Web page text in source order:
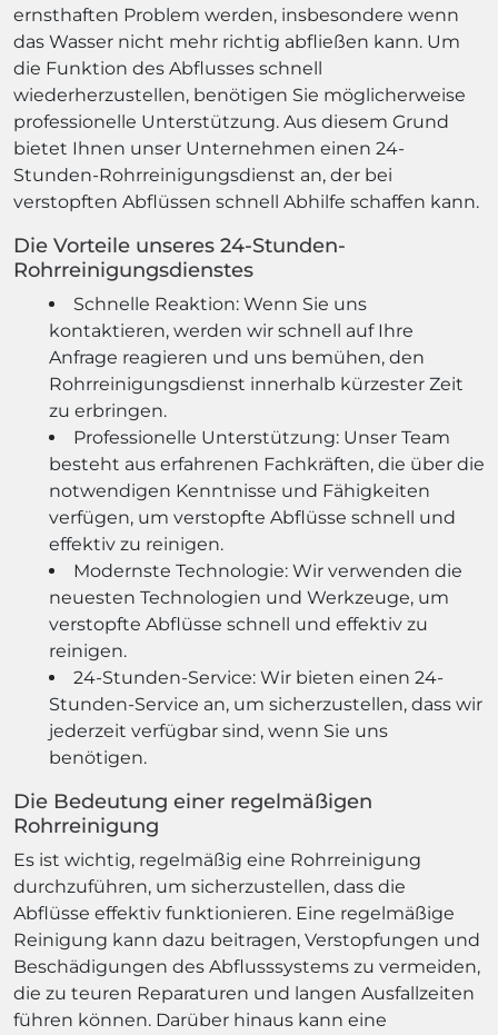
ernsthaften Problem werden, insbesondere wenn
das Wasser nicht mehr richtig abfließen kann. Um
die Funktion des Abflusses schnell
wiederherzustellen, benötigen Sie möglicherweise
professionelle Unterstützung. Aus diesem Grund
bietet Ihnen unser Unternehmen einen 24-
Stunden-Rohrreinigungsdienst an, der bei
verstopften Abflüssen schnell Abhilfe schaffen kann.
Die Vorteile unseres 24-Stunden-
Rohrreinigungsdienstes
Schnelle Reaktion: Wenn Sie uns
kontaktieren, werden wir schnell auf Ihre
Anfrage reagieren und uns bemühen, den
Rohrreinigungsdienst innerhalb kürzester Zeit
zu erbringen.
Professionelle Unterstützung: Unser Team
besteht aus erfahrenen Fachkräften, die über die
notwendigen Kenntnisse und Fähigkeiten
verfügen, um verstopfte Abflüsse schnell und
effektiv zu reinigen.
Modernste Technologie: Wir verwenden die
neuesten Technologien und Werkzeuge, um
verstopfte Abflüsse schnell und effektiv zu
reinigen.
24-Stunden-Service: Wir bieten einen 24-
Stunden-Service an, um sicherzustellen, dass wir
jederzeit verfügbar sind, wenn Sie uns
benötigen.
Die Bedeutung einer regelmäßigen
Rohrreinigung
Es ist wichtig, regelmäßig eine Rohrreinigung
durchzuführen, um sicherzustellen, dass die
Abflüsse effektiv funktionieren. Eine regelmäßige
Reinigung kann dazu beitragen, Verstopfungen und
Beschädigungen des Abflusssystems zu vermeiden,
die zu teuren Reparaturen und langen Ausfallzeiten
führen können. Darüber hinaus kann eine